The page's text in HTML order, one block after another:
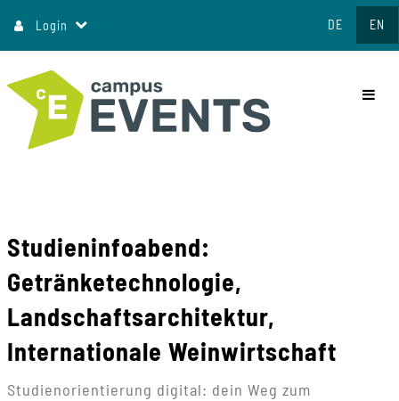
content
Login DE EN
Studieninfoabend:
Getränketechnologie,
Landschaftsarchitektur,
Internationale Weinwirtschaft
Studienorientierung digital: dein Weg zum